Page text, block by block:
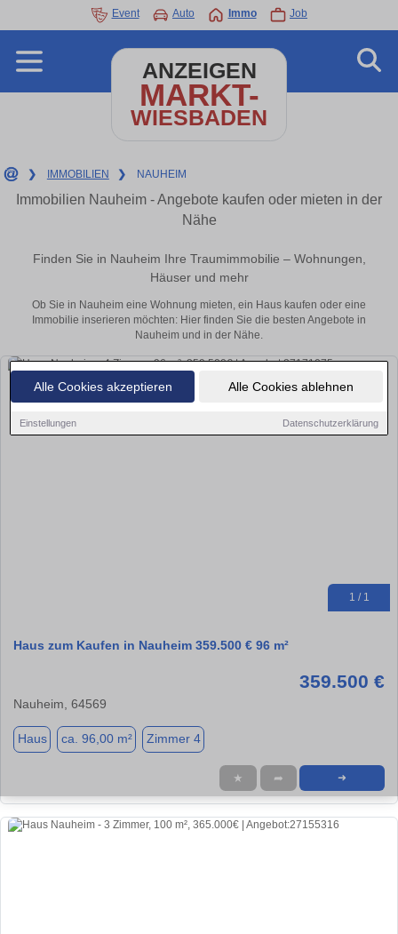
Alle Cookies akzeptieren Alle Cookies ablehnen
Einstellungen Datenschutzerklärung
Event Auto Immo Job
ANZEIGEN
MARKT-
WIESBADEN
❯ IMMOBILIEN ❯ NAUHEIM
Immobilien Nauheim - Angebote kaufen oder mieten in der
Nähe
Finden Sie in Nauheim Ihre Traumimmobilie – Wohnungen,
Häuser und mehr
Ob Sie in Nauheim eine Wohnung mieten, ein Haus kaufen oder eine
Immobilie inserieren möchten: Hier finden Sie die besten Angebote in
Nauheim und in der Nähe.
1 / 1
Haus zum Kaufen in Nauheim 359.500 € 96 m²
359.500 €
Nauheim, 64569
Haus ca. 96,00 m² Zimmer 4
★ ➦ ➜